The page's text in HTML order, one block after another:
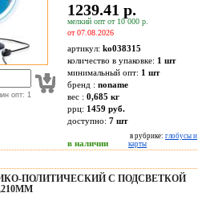
опт: 1
1239.41 р.
мелкий опт от 10 000 р.
от 07.08.2026
артикул: ko038315
количество в упаковке: 1 шт
минимальный опт: 1 шт
бренд : noname
вес : 0,685 кг
ррц: 1459 руб.
доступно: 7 шт
в наличии
в рубрике: глобусы и
карты
ПОЛИТИЧЕСКИЙ С ПОДСВЕТКОЙ